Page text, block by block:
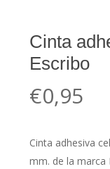
Cinta
Escribo
€0,95
Cinta adhesiva
mm. de la marca